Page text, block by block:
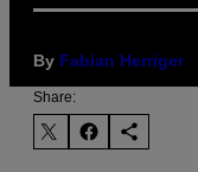
By Fabian Herriger
Share: